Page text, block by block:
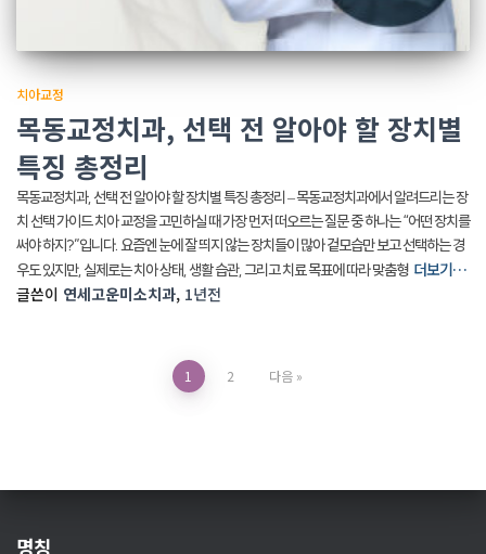
치아교정
목동교정치과, 선택 전 알아야 할 장치별
특징 총정리
목동교정치과, 선택 전 알아야 할 장치별 특징 총정리 – 목동교정치과에서 알려드리는 장
치 선택 가이드 치아 교정을 고민하실 때 가장 먼저 떠오르는 질문 중 하나는 “어떤 장치를
써야 하지?”입니다. 요즘엔 눈에 잘 띄지 않는 장치들이 많아 겉모습만 보고 선택하는 경
우도 있지만, 실제로는 치아 상태, 생활 습관, 그리고 치료 목표에 따라 맞춤형 더보기…
글쓴이 연세고운미소치과, 1년전
이
지
1 2 다음
명칭